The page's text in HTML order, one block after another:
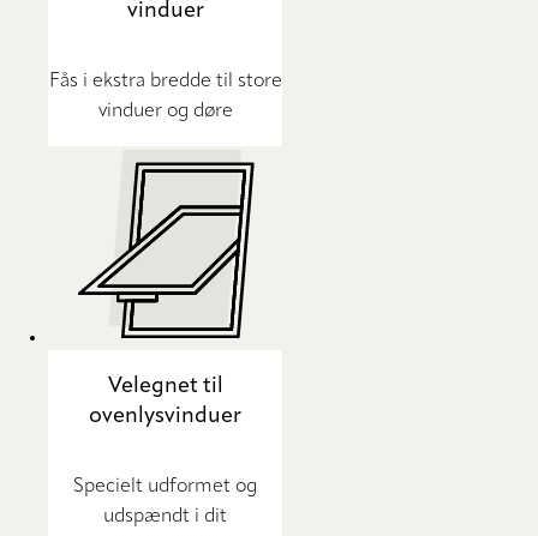
vinduer
Fås i ekstra bredde til store
vinduer og døre
Velegnet til
ovenlysvinduer
Specielt udformet og
udspændt i dit